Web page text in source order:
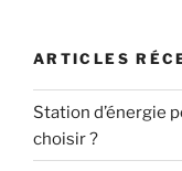
ARTICLES
Station d’énergie
choisir ?